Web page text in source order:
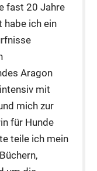
fast 20 Jahre
ich ein
Aragon
mit
mich zur
für Hunde
teile ich mein